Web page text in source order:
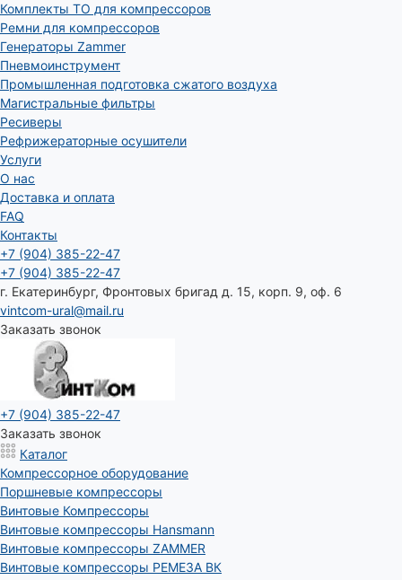
Комплекты ТО для компрессоров
Ремни для компрессоров
Генераторы Zammer
Пневмоинструмент
Промышленная подготовка сжатого воздуха
Магистральные фильтры
Ресиверы
Рефрижераторные осушители
Услуги
О нас
Доставка и оплата
FAQ
Контакты
+7 (904) 385-22-47
+7 (904) 385-22-47
г. Екатеринбург, Фронтовых бригад д. 15, корп. 9, оф. 6
vintcom-ural@mail.ru
Заказать звонок
+7 (904) 385-22-47
Заказать звонок
Каталог
Компрессорное оборудование
Поршневые компрессоры
Винтовые Компрессоры
Винтовые компрессоры Hansmann
Винтовые компрессоры ZAMMER
Винтовые компрессоры РЕМЕЗА ВК